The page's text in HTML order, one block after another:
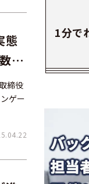
態
の
締役
ゲー
1分で